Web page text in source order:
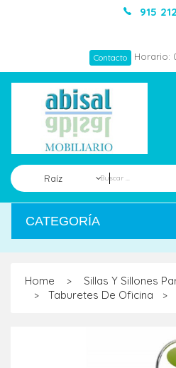
915
Contacto Horario:
Raíz
CATEGORÍA
Home > Sillas Y Sillones
> Taburetes De Oficina >